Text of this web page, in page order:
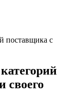
поставщика с
своего